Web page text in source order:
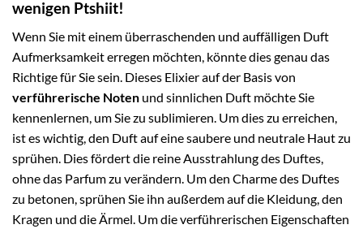
wenigen Ptshiit!
Wenn Sie mit einem überraschenden und auffälligen Duft
Aufmerksamkeit erregen möchten, könnte dies genau das
Richtige für Sie sein. Dieses Elixier auf der Basis von
verführerische Noten und sinnlichen Duft möchte Sie
kennenlernen, um Sie zu sublimieren. Um dies zu erreichen,
ist es wichtig, den Duft auf eine saubere und neutrale Haut zu
sprühen. Dies fördert die reine Ausstrahlung des Duftes,
ohne das Parfum zu verändern. Um den Charme des Duftes
zu betonen, sprühen Sie ihn außerdem auf die Kleidung, den
Kragen und die Ärmel. Um die verführerischen Eigenschaften